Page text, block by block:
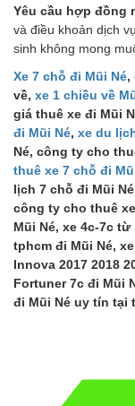
Yêu cầu hợp đồng
và điều khoản dịch
sinh không mong
Xe 7 chỗ đi Mũi Né,
về, xe 1 chiều về
giá thuê xe đi Mũi
đi Mũi Né, xe du
Né, công ty cho
thuê xe 7 chỗ đi
lịch 7 chỗ đi Mũi
công ty cho thuê
Mũi Né, xe 4c-7c
tphcm đi Mũi Né,
Innova 2017 2018
Fortuner 7c đi Mũi
đi Mũi Né uy tín tại